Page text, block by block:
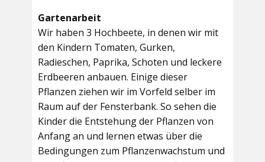
Gartenarbeit
Wir haben 3 Hochbeete, in denen wir mit
den Kindern Tomaten, Gurken,
Radieschen, Paprika, Schoten und leckere
Erdbeeren anbauen. Einige dieser
Pflanzen ziehen wir im Vorfeld selber im
Raum auf der Fensterbank. So sehen die
Kinder die Entstehung der Pflanzen von
Anfang an und lernen etwas über die
Bedingungen zum Pflanzenwachstum und